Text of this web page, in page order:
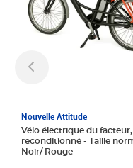
Nouvelle Attitude
Vélo électrique du facteur,
reconditionné - Taille normale -
Noir/ Rouge